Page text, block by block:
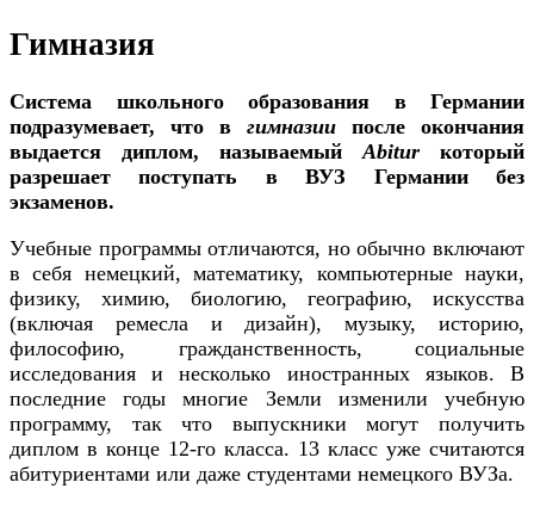
Гимназия
Система школьного образования в Германии
подразумевает, что в гимназии после окончания
выдается диплом, называемыйAbitur который
разрешает поступать в ВУЗ Германии без
экзаменов.
Учебные программы отличаются, но обычно включают
в себя немецкий, математику, компьютерные науки,
физику, химию, биологию, географию, искусства
(включая ремесла и дизайн), музыку, историю,
философию, гражданственность, социальные
исследования и несколько иностранных языков. В
последние годы многие Земли изменили учебную
программу, так что выпускники могут получить
диплом в конце 12-го класса. 13 класс уже считаются
абитуриентами или даже студентами немецкого ВУЗа.